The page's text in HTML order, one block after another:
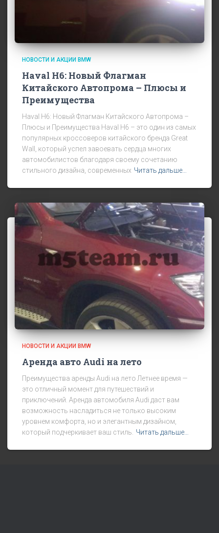
НОВОСТИ И АКЦИИ BMW
Haval H6: Новый Флагман
Китайского Автопрома – Плюсы и
Преимущества
Haval H6: Новый Флагман Китайского Автопрома –
Плюсы и Преимущества Haval H6 – это один из самых
популярных кроссоверов китайского бренда Great
Wall, который успел завоевать сердца многих
автомобилистов благодаря своему сочетанию
стильного дизайна, современных Читать дальше…
НОВОСТИ И АКЦИИ BMW
Аренда авто Audi на лето
Преимущества аренды Audi на лето Летнее время —
это отличный момент для путешествий и
приключений. Аренда автомобиля Audi даст вам
возможность насладиться не только высоким
уровнем комфорта, но и элегантным дизайном,
который подчеркивает ваш стиль.
Читать дальше…